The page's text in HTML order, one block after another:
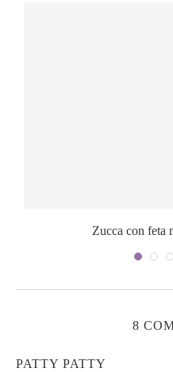
Zucca con feta
8
PATTY PATTY